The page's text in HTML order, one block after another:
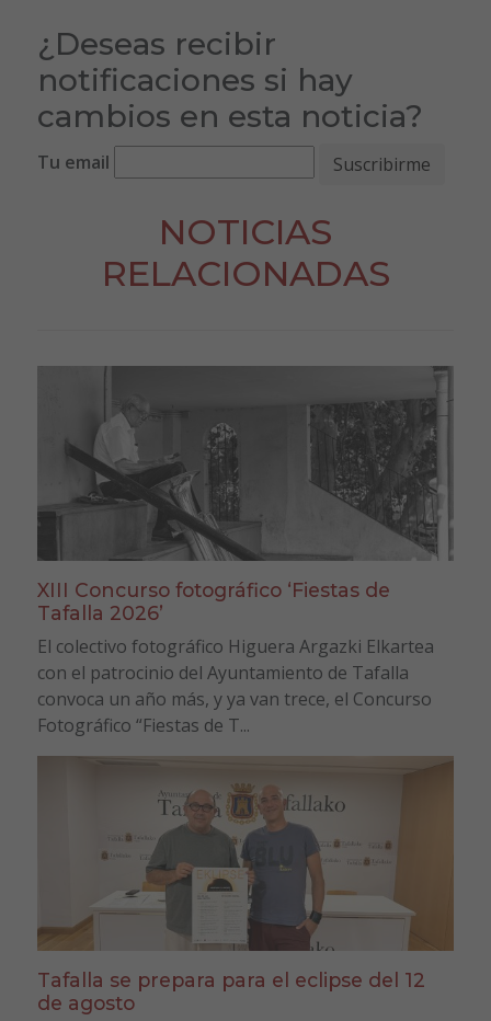
¿Deseas recibir
notificaciones si hay
cambios en esta noticia?
Tu email
NOTICIAS
RELACIONADAS
XIII Concurso fotográfico ‘Fiestas de
Tafalla 2026’
El colectivo fotográfico Higuera Argazki Elkartea
con el patrocinio del Ayuntamiento de Tafalla
convoca un año más, y ya van trece, el Concurso
Fotográfico “Fiestas de T...
Tafalla se prepara para el eclipse del 12
de agosto